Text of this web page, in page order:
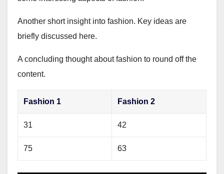
Another short insight into fashion. Key ideas are
briefly discussed here.
A concluding thought about fashion to round off the
content.
Fashion 1 Fashion 2
31 42
75 63